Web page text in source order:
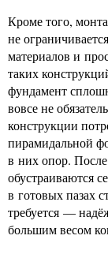
Кроме того,
не
материалов и
таких
фундамент
вовсе не
конструкции
пирамидальной
в них опор.
обустраиваются
в готовых пазах
требуется —
большим весом